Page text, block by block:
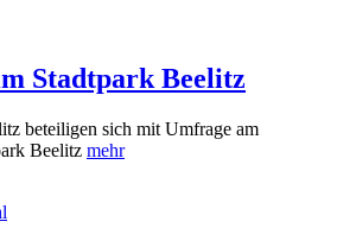
Stadtpark Beelitz
beteiligen sich mit Umfrage am
Beelitz mehr